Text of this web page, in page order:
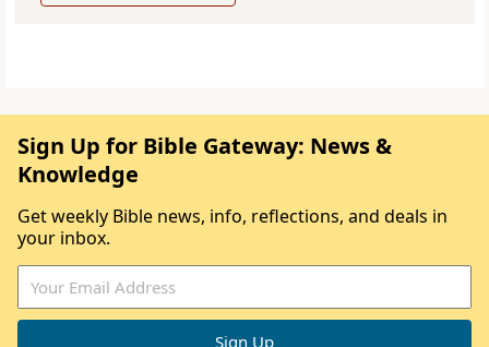
Sign Up for Bible Gateway: News &
Knowledge
Get weekly Bible news, info, reflections, and deals in
your inbox.